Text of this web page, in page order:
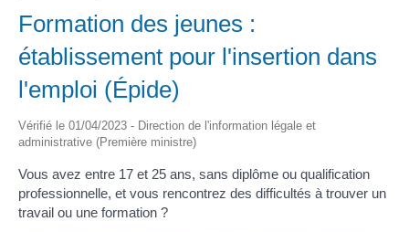
Formation des jeunes :
établissement pour l'insertion dans
l'emploi (Épide)
Vérifié le 01/04/2023 - Direction de l'information légale et
administrative (Première ministre)
Vous avez entre 17 et 25 ans, sans diplôme ou qualification
professionnelle, et vous rencontrez des difficultés à trouver un
travail ou une formation ?